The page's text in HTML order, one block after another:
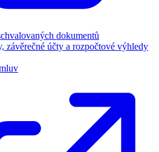
dokumentů
závěrečné účty a rozpočtové výhledy